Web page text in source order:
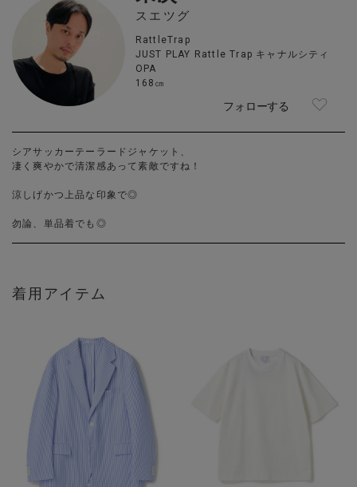
スエツグ
RattleTrap
JUST PLAY Rattle Trap キャナルシティ
OPA
168㎝
フォローする
シアサッカーテーラードジャケット、
凄く爽やかで清潔感あって素敵ですね！
涼しげかつ上品な印象で◎
勿論、単品着でも◎
着用アイテム